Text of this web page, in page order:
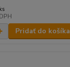
Pridať do košíka